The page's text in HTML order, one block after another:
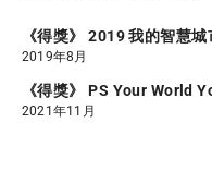
《得獎》 2019 我的智慧
2019年8月
《得獎》 PS Your World
2021年11月